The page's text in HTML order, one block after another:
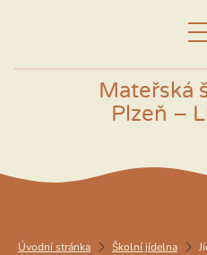
Mateřská
Plzeň –
Úvodní stránka Školní jídelna